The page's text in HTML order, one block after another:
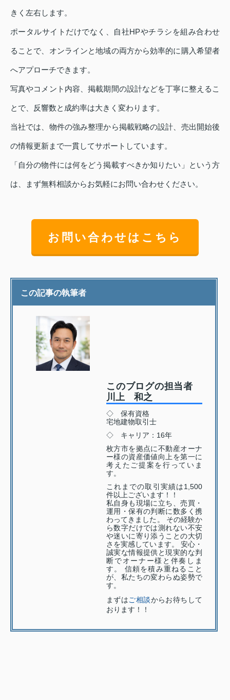
きく左右します。
ポータルサイトだけでなく、自社HPやチラシを組み合わせ
ることで、オンラインと地域の両方から効率的に購入希望者
へアプローチできます。
写真やコメント内容、掲載期間の設計などを丁寧に整えるこ
とで、反響数と成約率は大きく変わります。
当社では、物件の強み整理から掲載戦略の設計、売出開始後
の情報更新まで一貫してサポートしています。
「自分の物件には何をどう掲載すべきか知りたい」という方
は、まず無料相談からお気軽にお問い合わせください。
お問い合わせはこちら
この記事の執筆者
このブログの担当者
川上 和之
◇ 保有資格
宅地建物取引士
◇ キャリア：16年
枚方市を拠点に不動産オーナ
ー様の資産価値向上を第一に
考えたご提案を行っていま
す。
これまでの取引実績は1,500
件以上ございます！！
私自身も現場に立ち、売買・
運用・保有の判断に数多く携
わってきました。 その経験か
ら数字だけでは測れない不安
や迷いに寄り添うことの大切
さを実感しています。 安心・
誠実な情報提供と現実的な判
断でオーナー様と伴奏しま
す。 信頼を積み重ねること
が、私たちの変わらぬ姿勢で
す。
まずはご相談からお待ちして
おります！！